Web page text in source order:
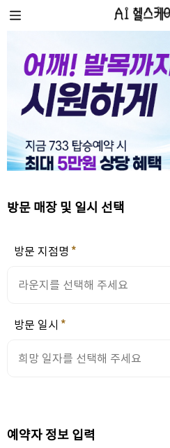
방문 매장 및 일시 선택
방문 지점명
방문 일시
예약자 정보 입력